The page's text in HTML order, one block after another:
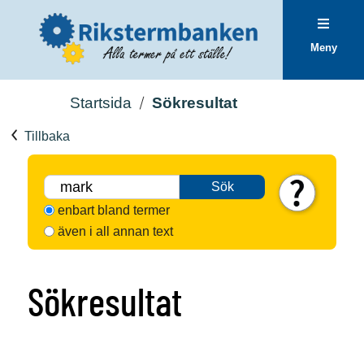
Meny
Startsida Sökresultat
Tillbaka
Sök
enbart bland termer
även i all annan text
Sökresultat